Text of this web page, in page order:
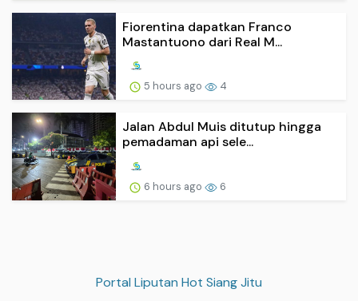
Fiorentina dapatkan Franco
Mastantuono dari Real M...
5 hours ago 4
Jalan Abdul Muis ditutup hingga
pemadaman api sele...
6 hours ago 6
Portal Liputan Hot Siang Jitu